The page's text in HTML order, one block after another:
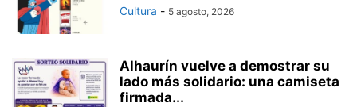
Cultura - 5 agosto, 2026
Alhaurín vuelve a demostrar su
lado más solidario: una camiseta
firmada...